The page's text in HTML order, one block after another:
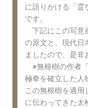
に語りかける「霊
です。
下記にこの写意
の原文と、現代日
ましたので、是非
※無根樹の作者
極拳を確立した人
この無根樹を適用
に伝わってきた太